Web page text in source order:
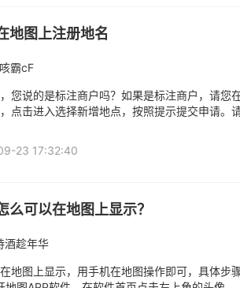
地图上注册地名
霸cF
您说的是标注商户吗？如果是标注商户，请您
点击进入选择新增地点，按照提示提交申请。
23 17:32:40
么可以在地图上显示？
酒趁年华
地图上显示，用手机在地图操作即可，具体步骤